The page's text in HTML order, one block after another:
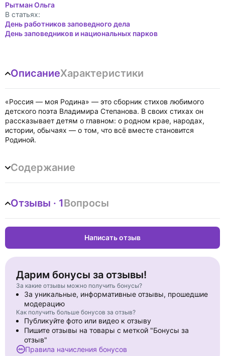
Рытман Ольга
В статьях:
День работников заповедного дела
День заповедников и национальных парков
ОписаниеХарактеристики
«Россия — моя Родина» — это сборник стихов любимого
детского поэта Владимира Степанова. В своих стихах он
рассказывает детям о главном: о родном крае, народах,
истории, обычаях — о том, что всё вместе становится
Родиной.
Содержание
Отзывы · 1Вопросы
Написать отзыв
Дарим бонусы за отзывы!
За какие отзывы можно получить бонусы?
За уникальные, информативные отзывы, прошедшие
модерацию
Как получить больше бонусов за отзыв?
Публикуйте фото или видео к отзыву
Пишите отзывы на товары с меткой "Бонусы за
отзыв"
Правила начисления бонусов